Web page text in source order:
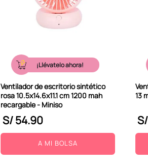
¡Llévatelo ahora!
Ventilador de escritorio sintético
rosa 10.5x14.6x11.1 cm 1200 mah
recargable - Miniso
S/54.90
A MI BOLSA
13
S/